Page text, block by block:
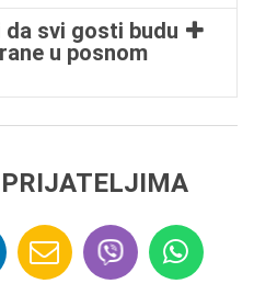
svi gosti budu
u posnom